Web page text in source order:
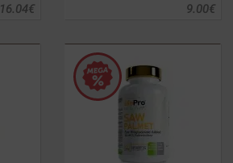
€
16.04 €
9.00